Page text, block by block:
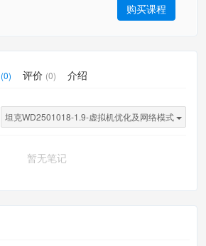
购买课程
(0) 评价 (0) 介绍
坦克WD2501018-1.9-虚拟机优化及网络模式
暂无笔记